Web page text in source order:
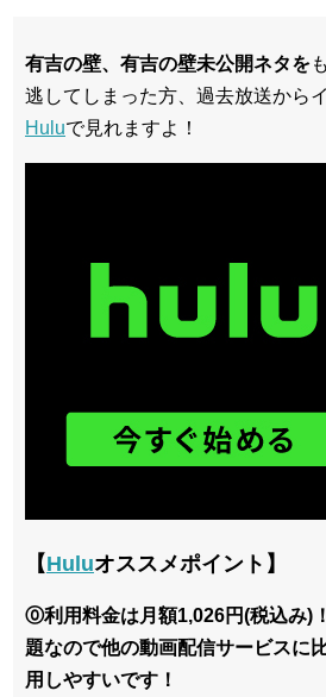
有吉の壁、有吉の壁未公開ネタを
逃してしまった方、過去放送から
Huluで見れますよ！
【Huluオススメポイント】
⓪利用料金は月額1,026円(税込み)
題なので他の動画配信サービスに
用しやすいです！